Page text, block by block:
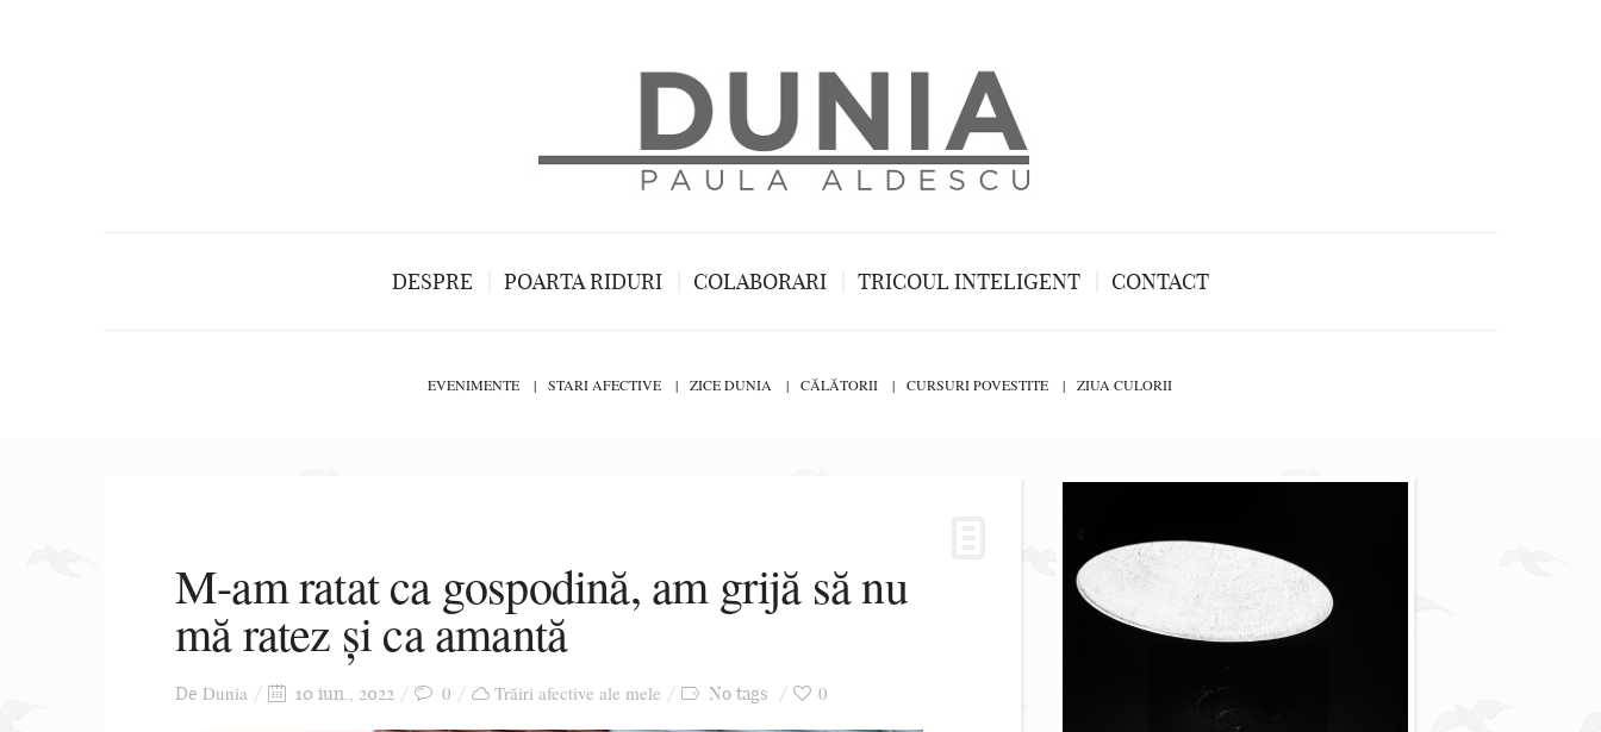
DESPRE POARTA RIDURI COLABORARI TRICOUL INTELIGENT CONTACT
EVENIMENTE STARI AFECTIVE ZICE DUNIA CĂLĂTORII CURSURI POVESTITE ZIUA CULORII
M-am ratat ca gospodină, am grijă să nu
mă ratez și ca amantă
De Dunia 10 iun., 2022 0 Trăiri afective ale mele No tags 0